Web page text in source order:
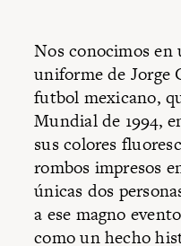
Nos conocimos en
uniforme de Jorge
futbol mexicano,
Mundial de 1994,
sus colores
rombos impresos
únicas dos
a ese magno
como un hecho